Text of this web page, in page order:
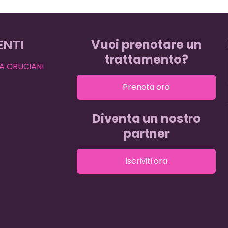
CRUCIANI
Vuoi prenotare un
trattamento?
Prenota ora
Diventa un nostro
partner
Iscriviti ora